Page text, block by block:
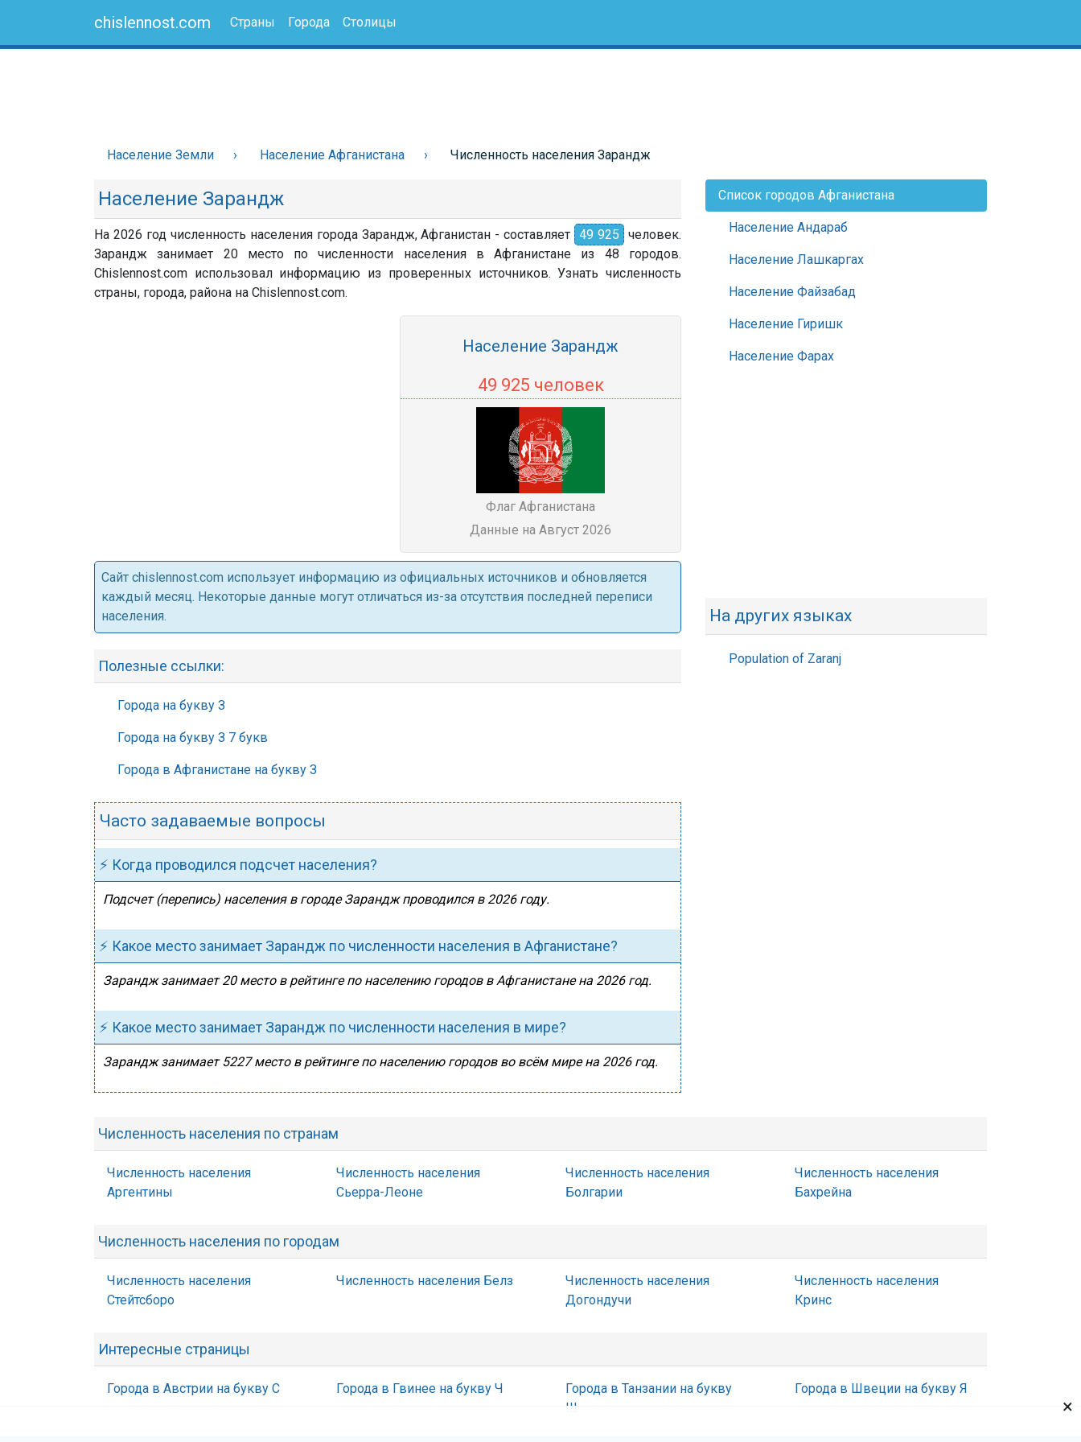
chislennost.com Страны Города Столицы
Население Земли Население Афганистана Численность населения Зарандж
Население Зарандж
На 2026 год численность населения города Зарандж, Афганистан - составляет 49 925
человек.
Зарандж занимает 20 место по численности населения в Афганистане из 48 городов.
Chislennost.com использовал информацию из проверенных источников. Узнать численность
страны, города, района на Chislennost.com.
Население Зарандж
49 925 человек
Флаг Афганистана
Данные на Август 2026
Cайт chislennost.com использует информацию из официальных источников и обновляется
каждый месяц. Некоторые данные могут отличаться из-за отсутствия последней переписи
населения.
Полезные ссылки:
Города на букву З
Города на букву З 7 букв
Города в Афганистане на букву З
Часто задаваемые вопросы
⚡ Когда проводился подсчет населения?
Подсчет (перепись) населения в городе Зарандж проводился в 2026 году.
⚡ Какое место занимает Зарандж по численности населения в Афганистане?
Зарандж занимает 20 место в рейтинге по населению городов в Афганистане на 2026 год.
⚡ Какое место занимает Зарандж по численности населения в мире?
Зарандж занимает 5227 место в рейтинге по населению городов во всём мире на 2026 год.
Список городов Афганистана
Население Андараб
Население Лашкаргах
Население Файзабад
Население Гиришк
Население Фарах
На других языках
Population of Zaranj
Численность населения по странам
Численность населения
Аргентины
Численность населения
Сьерра-Леоне
Численность населения
Болгарии
Численность населения
Бахрейна
Численность населения по городам
Численность населения
Стейтсборо
Численность населения Белз
Численность населения
Догондучи
Численность населения
Кринс
Интересные страницы
Города в Австрии на букву С Города в Гвинее на букву Ч
Города в Танзании на букву
Ш
Города в Швеции на букву Я
×